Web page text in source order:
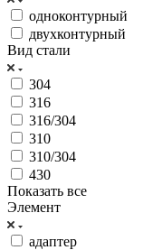
одноконтурный
двухконтурный
Вид стали
304
316
316/304
310
310/304
430
Показать все
Элемент
адаптер